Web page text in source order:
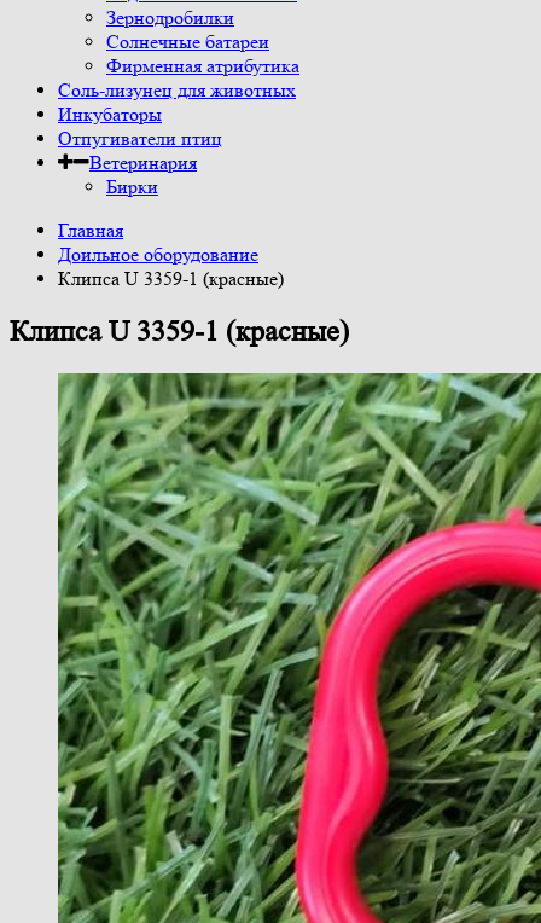
Зернодробилки
Солнечные батареи
Фирменная атрибутика
Соль-лизунец для животных
Инкубаторы
Отпугиватели птиц
Ветеринария
Бирки
Главная
Доильное оборудование
Клипса U 3359-1 (красные)
Клипса U 3359-1 (красные)